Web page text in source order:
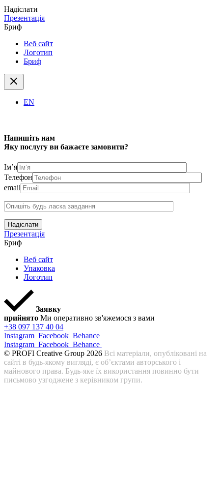
Надіслати
Презентація
Бриф
Веб сайт
Логотип
Бриф
EN
Напишіть нам
Яку послугу ви бажаєте замовити?
Ім’я
Телефон
email
Надіслати
Презентація
Бриф
Веб сайт
Упаковка
Логотип
Заявку
прийнято Ми оперативно зв'яжемося з вами
+38 097 137 40 04
Instagram Facebook Behance
Instagram Facebook Behance
© PROFI Creative Group 2026 Всі матеріали, опубліковані на
сайті в будь-якому вигляді, є об’єктами авторського і
майнового права. Будь-яке їх використання повинно бути
письмово узгоджене з керівником групи.